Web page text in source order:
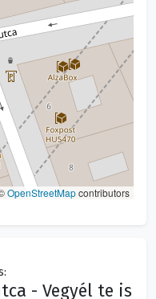
OpenStreetMapcontributors
- Vegyél te is